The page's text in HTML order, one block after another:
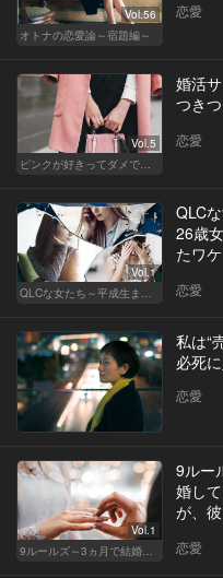
Vol.56
オトナの恋愛論～宿題編～
恋愛
Vol.5
婚活
つき
恋愛
Vol.1
QLC
26歳
たワケ
恋愛
私は“
必死
恋愛
Vol.1
9ルー
婚し
が、
恋愛